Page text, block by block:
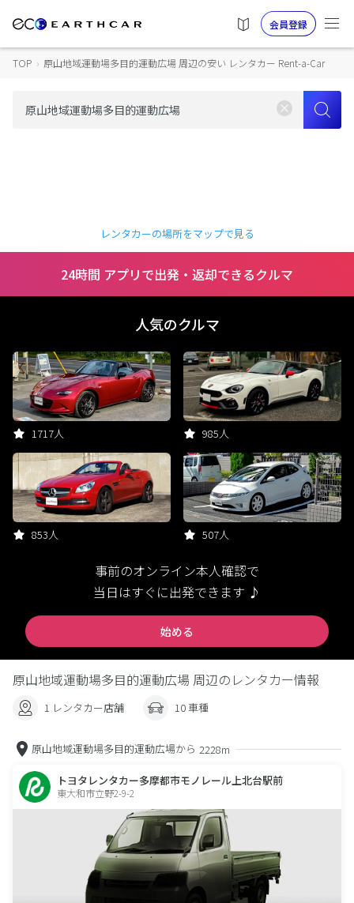
会員登録
TOP › 原山地域運動場多目的運動広場 周辺の安い レンタカー Rent-a-Car
レンタカーの場所をマップで見る
24時間 アプリで出発・返却できるクルマ
人気のクルマ
1717人 985人
853人 507人
事前のオンライン本人確認で
当日はすぐに出発できます ♪
始める
原山地域運動場多目的運動広場 周辺のレンタカー情報
1 レンタカー店舗 10 車種
原山地域運動場多目的運動広場から 2228m
トヨタレンタカー多摩都市モノレール上北台駅前
東大和市立野2-9-2